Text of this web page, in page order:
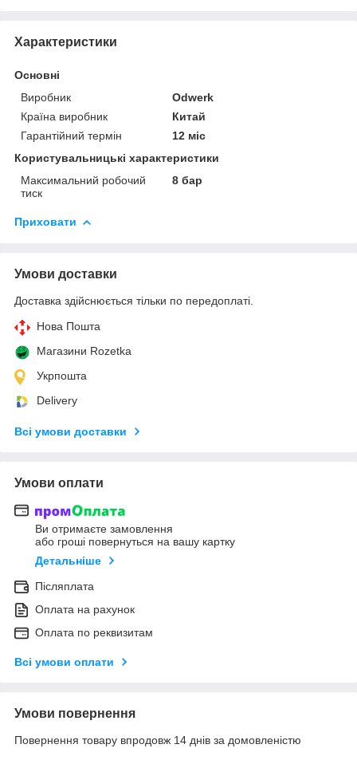
Характеристики
Основні
Виробник
Odwerk
Країна виробник
Китай
Гарантійний термін
12 міс
Користувальницькі характеристики
Максимальний робочий
тиск
8 бар
Приховати
Умови доставки
Доставка здійснюється тільки по передоплаті.
Нова Пошта
Магазини Rozetka
Укрпошта
Delivery
Всі умови доставки
Умови оплати
Ви отримаєте замовлення
або гроші повернуться на вашу картку
Детальніше
Післяплата
Оплата на рахунок
Оплата по реквизитам
Всі умови оплати
Умови повернення
Повернення товару впродовж 14 днів за домовленістю